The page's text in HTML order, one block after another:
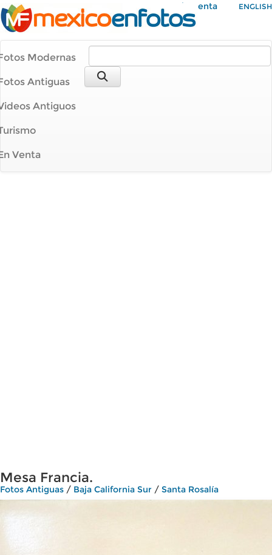
Mi Cuenta ENGLISH
Modernas
Antiguas
Antiguos
Venta
Mesa Francia.
Fotos Antiguas / Baja California Sur / Santa Rosalía